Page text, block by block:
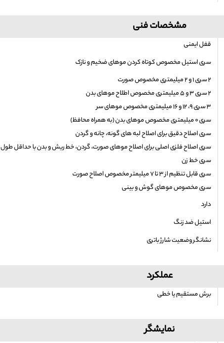
مشخصات فنی
قفل ایمنی
سری استیل مخصوص کوتاه کردن موهای ضخیم و نازک
۲ سری ۱ و ۲ میلیمتری مخصوص صورت
۲ سری ۳ و ۵ میلیمتری مخصوص اطلاح موهای بدن
۳ سری ۹، ۱۲ و ۱۶ میلیمتری مخصوص موهای سر
سری ۰ میلیمتری مخصوص موهای بدن (به همراه محافظ)
سری اصلاح دقیق برای اصلاح لبه های گونه، چانه و گردن
سری اصلاح فلزی اصلی برای اصلاح موهای صورت، گردن، خط ریش و بدن با حداقل طول
سری خط زن
سری قابل تنظیم از ۳ تا ۷ میلیمتر مخصوص اصلاح صورت
سری مخصوص موهای گوش و بینی
دارد
استیل ضد زنگ
نشانگر وضعیت شارژ باتری
عملکرد
برش مستقیم یا خطی
نمایشگر